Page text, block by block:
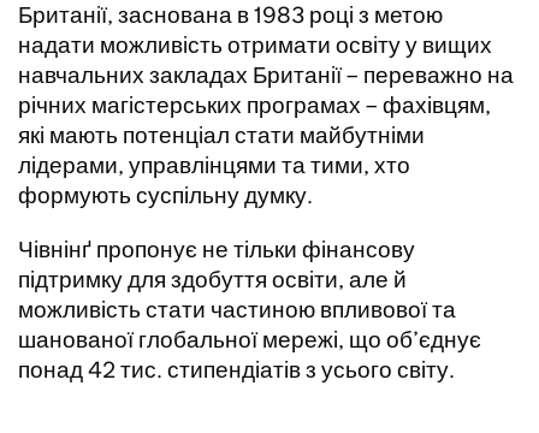
Британії, заснована в 1983 році з метою
надати можливість отримати освіту у вищих
навчальних закладах Британії – переважно на
річних магістерських програмах – фахівцям,
які мають потенціал стати майбутніми
лідерами, управлінцями та тими, хто
формують суспільну думку.
Чівнінґ пропонує не тільки фінансову
підтримку для здобуття освіти, але й
можливість стати частиною впливової та
шанованої глобальної мережі, що об’єднує
понад 42 тис. стипендіатів з усього світу.